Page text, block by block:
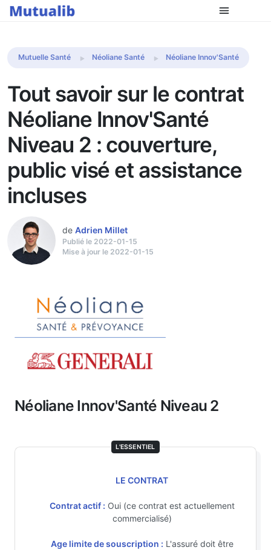
Comparer les mutuelles
Mutuelle Santé Néoliane Santé Néoliane Innov'Santé
Tout savoir sur le contrat
Néoliane Innov'Santé
Niveau 2 : couverture,
public visé et assistance
incluses
de Adrien Millet
Publié le 2022-01-15
Mise à jour le 2022-01-15
Néoliane Innov'Santé Niveau 2
L'ESSENTIEL
LE CONTRAT
Contrat actif : Oui (ce contrat est actuellement
commercialisé)
Age limite de souscription : L'assuré doit être